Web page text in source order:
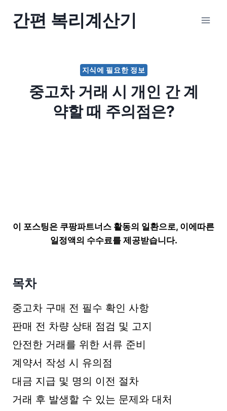
간편 복리계산기
지식에 필요한 정보
중고차 거래 시 개인 간 계
약할 때 주의점은?
이 포스팅은 쿠팡파트너스 활동의 일환으로, 이에따른
일정액의 수수료를 제공받습니다.
목차
중고차 구매 전 필수 확인 사항
판매 전 차량 상태 점검 및 고지
안전한 거래를 위한 서류 준비
계약서 작성 시 유의점
대금 지급 및 명의 이전 절차
거래 후 발생할 수 있는 문제와 대처